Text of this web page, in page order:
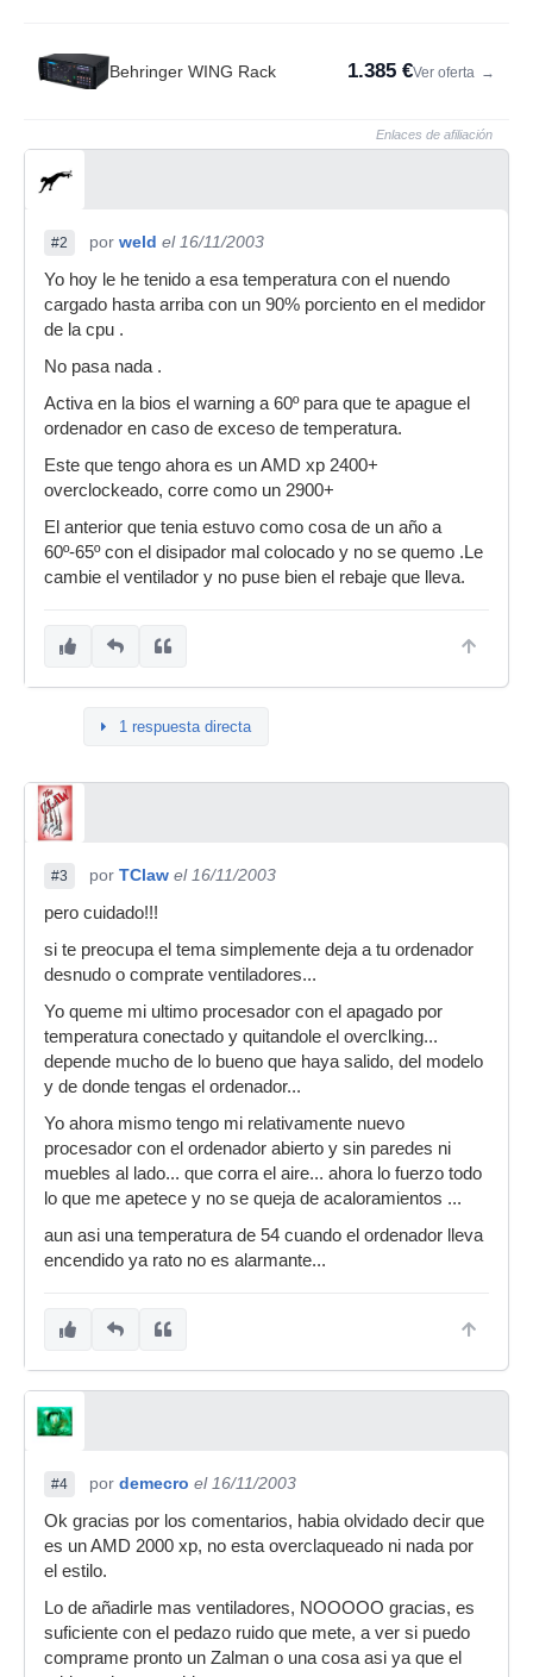
Behringer WING Rack 1.385 €Ver oferta →
Enlaces de afiliación
#2 por weld el 16/11/2003
Yo hoy le he tenido a esa temperatura con el nuendo
cargado hasta arriba con un 90% porciento en el medidor
de la cpu .
No pasa nada .
Activa en la bios el warning a 60º para que te apague el
ordenador en caso de exceso de temperatura.
Este que tengo ahora es un AMD xp 2400+
overclockeado, corre como un 2900+
El anterior que tenia estuvo como cosa de un año a
60º-65º con el disipador mal colocado y no se quemo .Le
cambie el ventilador y no puse bien el rebaje que lleva.
1 respuesta directa
#3 por TClaw el 16/11/2003
pero cuidado!!!
si te preocupa el tema simplemente deja a tu ordenador
desnudo o comprate ventiladores...
Yo queme mi ultimo procesador con el apagado por
temperatura conectado y quitandole el overclking...
depende mucho de lo bueno que haya salido, del modelo
y de donde tengas el ordenador...
Yo ahora mismo tengo mi relativamente nuevo
procesador con el ordenador abierto y sin paredes ni
muebles al lado... que corra el aire... ahora lo fuerzo todo
lo que me apetece y no se queja de acaloramientos ...
aun asi una temperatura de 54 cuando el ordenador lleva
encendido ya rato no es alarmante...
#4 por demecro el 16/11/2003
Ok gracias por los comentarios, habia olvidado decir que
es un AMD 2000 xp, no esta overclaqueado ni nada por
el estilo.
Lo de añadirle mas ventiladores, NOOOOO gracias, es
suficiente con el pedazo ruido que mete, a ver si puedo
comprame pronto un Zalman o una cosa asi ya que el